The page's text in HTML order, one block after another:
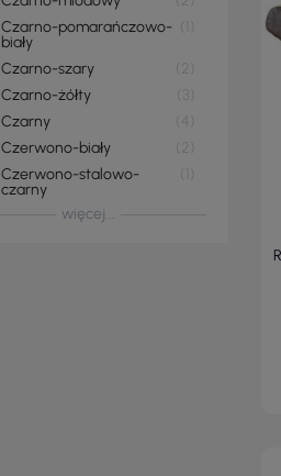
Czarno-pomarańczowo-
biały
Czarno-szary
2
Czarno-żółty
Czarny
Czerwono-biały
2
Czerwono-stalowo-
czarny
więcej...